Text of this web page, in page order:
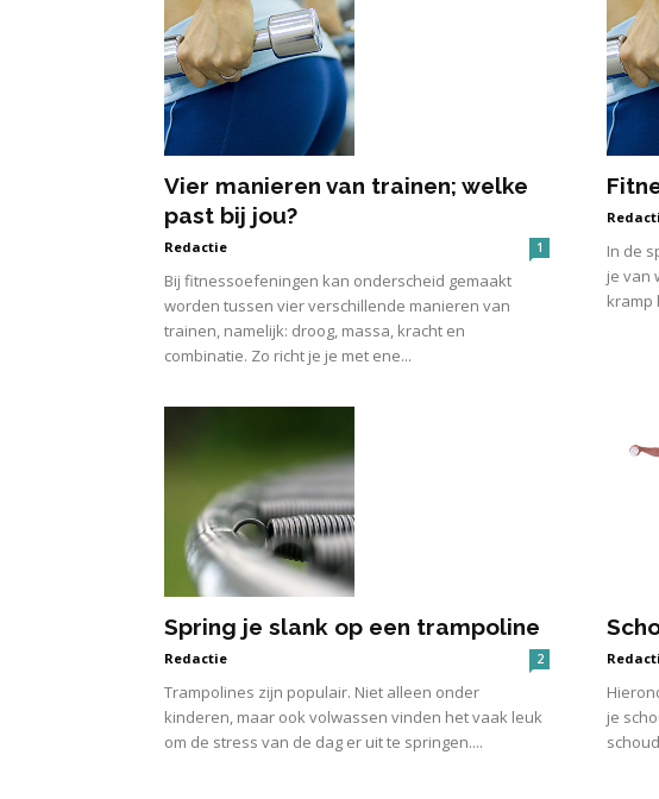
Vier manieren van trainen; welke
past bij jou?
Redactie 1
Bij fitnessoefeningen kan onderscheid gemaakt
worden tussen vier verschillende manieren van
trainen, namelijk: droog, massa, kracht en
combinatie. Zo richt je je met ene...
In de
je van
kramp
Spring je slank op een trampoline
Redactie 2
Trampolines zijn populair. Niet alleen onder
kinderen, maar ook volwassen vinden het vaak leuk
om de stress van de dag er uit te springen....
je